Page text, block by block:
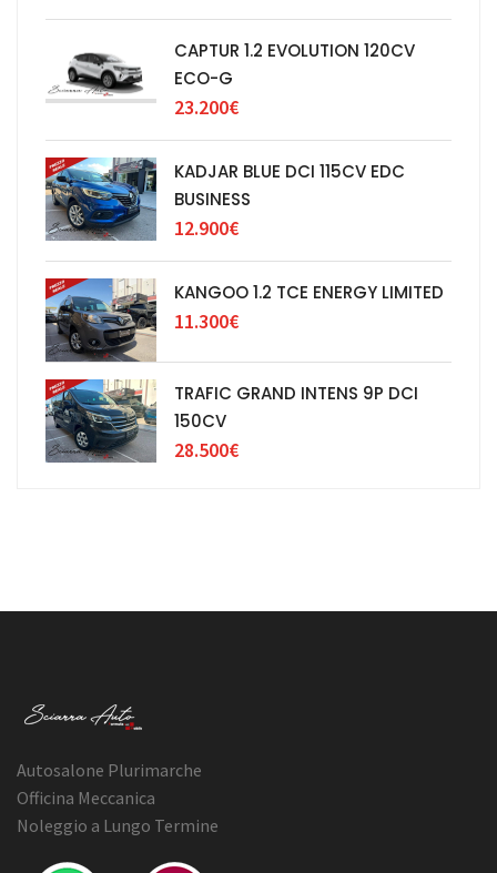
CAPTUR 1.2 EVOLUTION 120CV
ECO-G
23.200€
KADJAR BLUE DCI 115CV EDC
BUSINESS
12.900€
KANGOO 1.2 TCE ENERGY LIMITED
11.300€
TRAFIC GRAND INTENS 9P DCI
150CV
28.500€
Autosalone Plurimarche
Officina Meccanica
Noleggio a Lungo Termine